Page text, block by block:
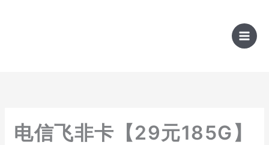
电信飞非卡【29元185G】